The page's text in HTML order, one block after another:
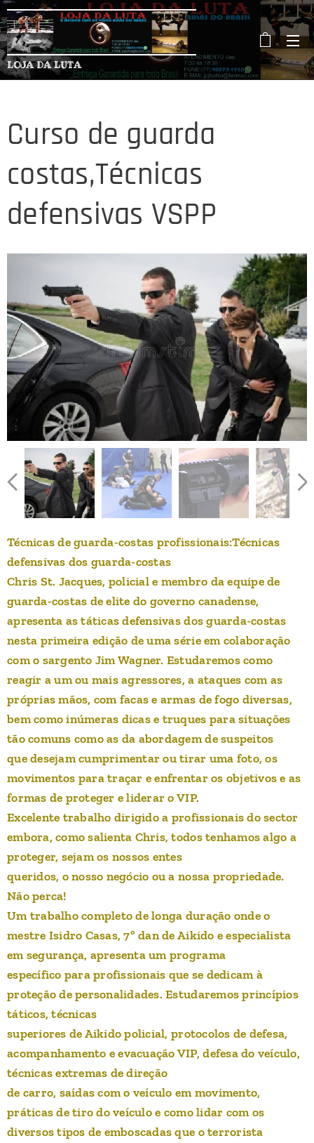
LOJA DA LUTA
Curso de guarda
costas,Técnicas
defensivas VSPP
Técnicas de guarda-costas profissionais:Técnicas
defensivas dos guarda-costas
Chris St. Jacques, policial e membro da equipe de
guarda-costas de elite do governo canadense,
apresenta as táticas defensivas dos guarda-costas
nesta primeira edição de uma série em colaboração
com o sargento Jim Wagner. Estudaremos como
reagir a um ou mais agressores, a ataques com as
próprias mãos, com facas e armas de fogo diversas,
bem como inúmeras dicas e truques para situações
tão comuns como as da abordagem de suspeitos
que desejam cumprimentar ou tirar uma foto, os
movimentos para traçar e enfrentar os objetivos e as
formas de proteger e liderar o VIP.
Excelente trabalho dirigido a profissionais do sector
embora, como salienta Chris, todos tenhamos algo a
proteger, sejam os nossos entes
queridos, o nosso negócio ou a nossa propriedade.
Não perca!
Um trabalho completo de longa duração onde o
mestre Isidro Casas, 7º dan de Aikido e especialista
em segurança, apresenta um programa
específico para profissionais que se dedicam à
proteção de personalidades. Estudaremos princípios
táticos, técnicas
superiores de Aikido policial, protocolos de defesa,
acompanhamento e evacuação VIP, defesa do veículo,
técnicas extremas de direção
de carro, saídas com o veículo em movimento,
práticas de tiro do veículo e como lidar com os
diversos tipos de emboscadas que o terrorista